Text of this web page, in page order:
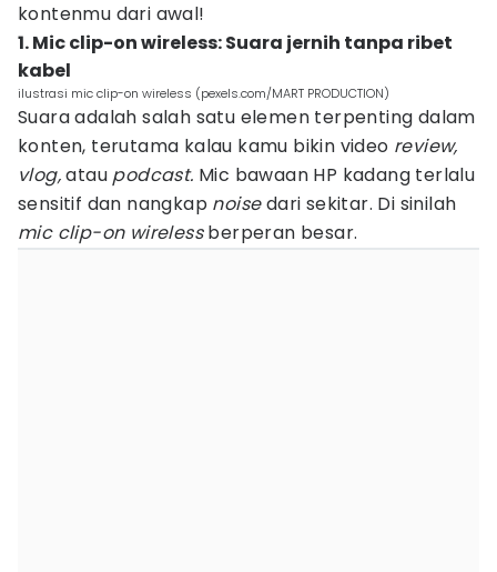
kontenmu dari awal!
1. Mic clip-on wireless: Suara jernih tanpa ribet
kabel
ilustrasi mic clip-on wireless (pexels.com/MART PRODUCTION)
Suara adalah salah satu elemen terpenting dalam
konten, terutama kalau kamu bikin video review,
vlog,atau podcast. Mic bawaan HP kadang terlalu
sensitif dan nangkap noisedari sekitar. Di sinilah
mic clip-on wirelessberperan besar.